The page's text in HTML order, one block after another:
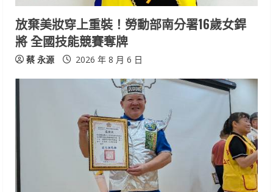
i
n
g
放棄美妝穿上重裝！勞動部南分署16歲女銲
將 全國技能競賽奪牌
蔡 永源 2026 年 8 月 6 日